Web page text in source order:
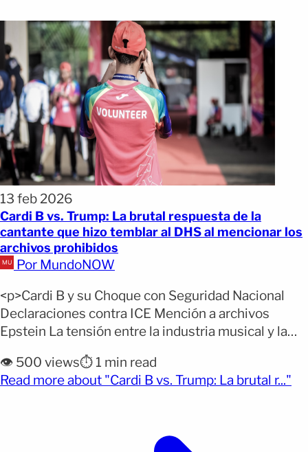
13 feb 2026
Cardi B vs. Trump: La brutal respuesta de la
cantante que hizo temblar al DHS al mencionar los
archivos prohibidos
Por MundoNOW
<p>Cardi B y su Choque con Seguridad Nacional
Declaraciones contra ICE Mención a archivos
Epstein La tensión entre la industria musical y la
luego de que una reconocida artista urbana Cardi B
protagonizara un enfrentamiento público con el
👁️ 500 views⏱️ 1 min read
Read more about "Cardi B vs. Trump: La brutal r..."